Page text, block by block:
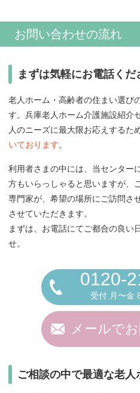
お問い合わせの流れ
まずは気軽にお電話くだ
老人ホーム・高齢者の住まい選び
す。兵庫老人ホーム介護施設紹介
人のニーズに最大限お応えするた
いております。
利用者さまの中には、当センター
方もいらっしゃると思いますが、
専門家が、希望の場所にご訪問さ
させていただきます。
まずは、お電話にてご都合の良い
せ。
0120-
受付 月〜金
メールで
ご相談の中で最適な老人